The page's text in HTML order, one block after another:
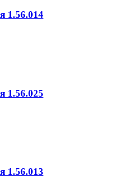
1.56.014
1.56.025
1.56.013